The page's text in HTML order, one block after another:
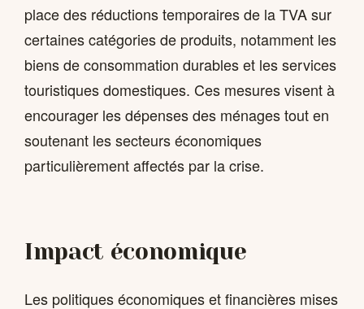
place des réductions temporaires de la TVA sur
certaines catégories de produits, notamment les
biens de consommation durables et les services
touristiques domestiques. Ces mesures visent à
encourager les dépenses des ménages tout en
soutenant les secteurs économiques
particulièrement affectés par la crise.
Impact économique
Les politiques économiques et financières mises